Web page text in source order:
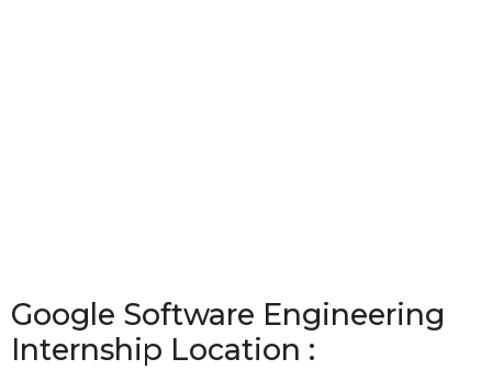
Google Software Engineering
Internship Location :